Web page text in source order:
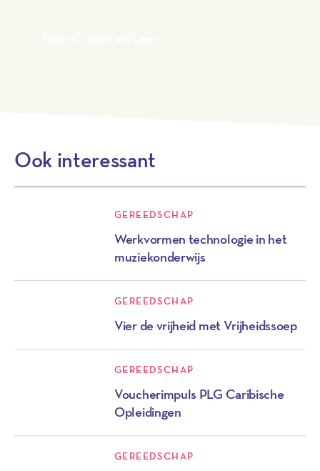
Ook interessant
GEREEDSCHAP
Werkvormen technologie in het
muziekonderwijs
GEREEDSCHAP
Vier de vrijheid met Vrijheidssoep
GEREEDSCHAP
Voucherimpuls PLG Caribische
Opleidingen
GEREEDSCHAP